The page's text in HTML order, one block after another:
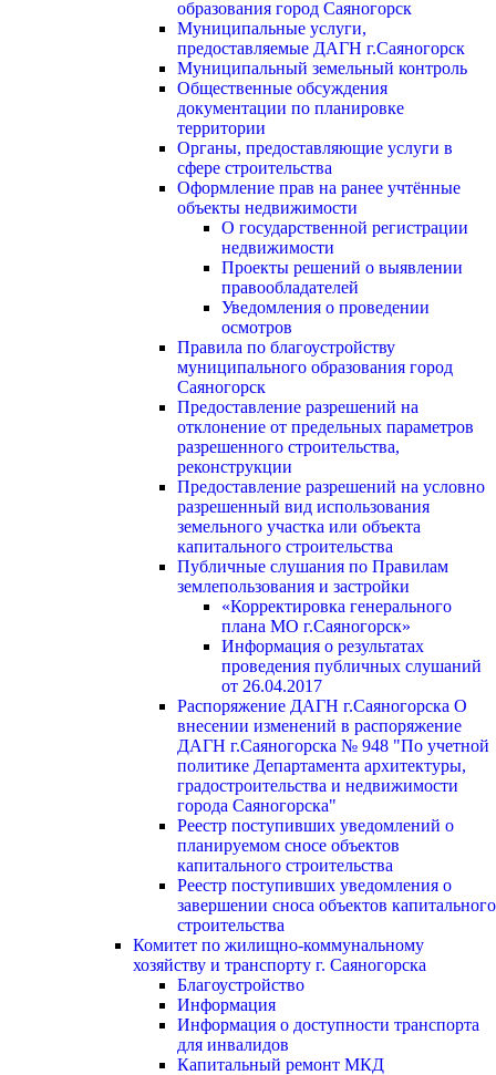
образования город Саяногорск
Муниципальные услуги,
предоставляемые ДАГН г.Саяногорск
Муниципальный земельный контроль
Общественные обсуждения
документации по планировке
территории
Органы, предоставляющие услуги в
сфере строительства
Оформление прав на ранее учтённые
объекты недвижимости
О государственной регистрации
недвижимости
Проекты решений о выявлении
правообладателей
Уведомления о проведении
осмотров
Правила по благоустройству
муниципального образования город
Саяногорск
Предоставление разрешений на
отклонение от предельных параметров
разрешенного строительства,
реконструкции
Предоставление разрешений на условно
разрешенный вид использования
земельного участка или объекта
капитального строительства
Публичные слушания по Правилам
землепользования и застройки
«Корректировка генерального
плана МО г.Саяногорск»
Информация о результатах
проведения публичных слушаний
от 26.04.2017
Распоряжение ДАГН г.Саяногорска О
внесении изменений в распоряжение
ДАГН г.Саяногорска № 948 "По учетной
политике Департамента архитектуры,
градостроительства и недвижимости
города Саяногорска"
Реестр поступивших уведомлений о
планируемом сносе объектов
капитального строительства
Реестр поступивших уведомления о
завершении сноса объектов капитального
строительства
Комитет по жилищно-коммунальному
хозяйству и транспорту г. Саяногорска
Благоустройство
Информация
Информация о доступности транспорта
для инвалидов
Капитальный ремонт МКД